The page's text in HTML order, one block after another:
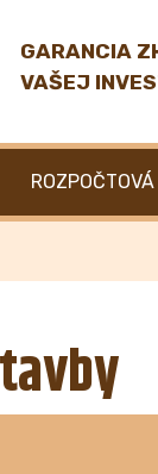
GARANCIA
VAŠEJ